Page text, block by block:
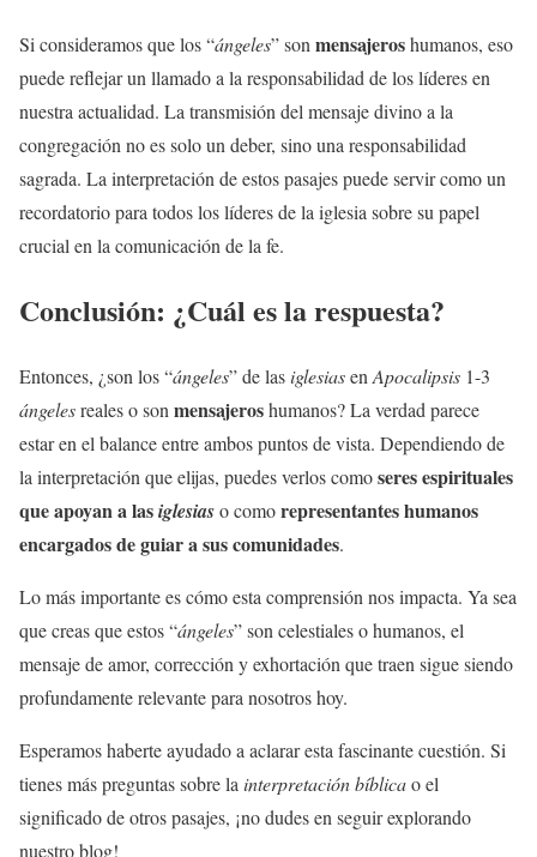
Si consideramos que los “ángeles” son mensajeroshumanos, eso
puede reflejar un llamado a la responsabilidad de los líderes en
nuestra actualidad. La transmisión del mensaje divino a la
congregación no es solo un deber, sino una responsabilidad
sagrada. La interpretación de estos pasajes puede servir como un
recordatorio para todos los líderes de la iglesia sobre su papel
crucial en la comunicación de la fe.
Conclusión: ¿Cuál es la respuesta?
Entonces, ¿son los “ángeles” de las iglesiasenApocalipsis 1-3
ángelesreales o sonmensajeroshumanos? La verdad parece
estar en el balance entre ambos puntos de vista. Dependiendo de
la interpretación que elijas, puedes verlos comoseres espirituales
que apoyan a lasiglesiaso comorepresentantes humanos
encargados de guiar a sus comunidades.
Lo más importante es cómo esta comprensión nos impacta. Ya sea
que creas que estos “ángeles” son celestiales o humanos, el
mensaje de amor, corrección y exhortación que traen sigue siendo
profundamente relevante para nosotros hoy.
Esperamos haberte ayudado a aclarar esta fascinante cuestión. Si
tienes más preguntas sobre la interpretación bíblicao el
significado de otros pasajes, ¡no dudes en seguir explorando
nuestro blog!